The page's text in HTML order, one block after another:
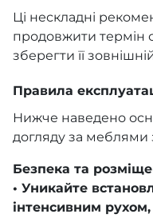
Ці нескладні
продовжити термін
зберегти її
Правила
Нижче наведено
догляду за меблями
Безпека та
• Уникайте
інтенсивним